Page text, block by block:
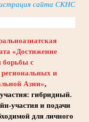
сайта СКНС
«Достижение
борьбы с
региональных и
Азии»,
гибридный.
участия и подачи
для личного